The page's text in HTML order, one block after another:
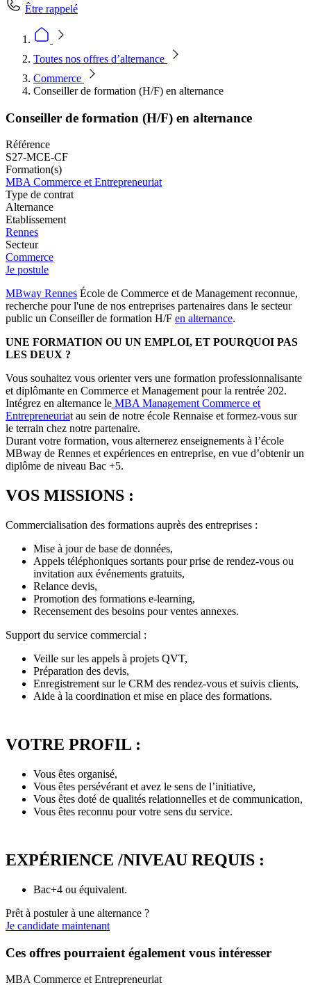
Être rappelé
Toutes nos offres d’alternance
Commerce
Conseiller de formation (H/F) en alternance
Conseiller de formation (H/F) en alternance
Référence
S27-MCE-CF
Formation(s)
MBA Commerce et Entrepreneuriat
Type de contrat
Alternance
Etablissement
Rennes
Secteur
Commerce
Je postule
MBway Rennes École de Commerce et de Management reconnue,
recherche pour l'une de nos entreprises partenaires dans le secteur
public un Conseiller de formation H/F en alternance.
UNE FORMATION OU UN EMPLOI, ET POURQUOI PAS
LES DEUX ?
Vous souhaitez vous orienter vers une formation professionnalisante
et diplômante en Commerce et Management pour la rentrée 202.
Intégrez en alternance le MBA Management Commerce et
Entrepreneuriat au sein de notre école Rennaise et formez-vous sur
le terrain chez notre partenaire.
Durant votre formation, vous alternerez enseignements à l’école
MBway de Rennes et expériences en entreprise, en vue d’obtenir un
diplôme de niveau Bac +5.
VOS MISSIONS :
Commercialisation des formations auprès des entreprises :
Mise à jour de base de données,
Appels téléphoniques sortants pour prise de rendez-vous ou
invitation aux événements gratuits,
Relance devis,
Promotion des formations e-learning,
Recensement des besoins pour ventes annexes.
Support du service commercial :
Veille sur les appels à projets QVT,
Préparation des devis,
Enregistrement sur le CRM des rendez-vous et suivis clients,
Aide à la coordination et mise en place des formations.
VOTRE PROFIL :
Vous êtes organisé,
Vous êtes persévérant et avez le sens de l’initiative,
Vous êtes doté de qualités relationnelles et de communication,
Vous êtes reconnu pour votre sens du service.
EXPÉRIENCE /NIVEAU REQUIS :
Bac+4 ou équivalent.
Prêt à postuler à une alternance ?
Je candidate maintenant
Ces offres pourraient également vous intéresser
MBA Commerce et Entrepreneuriat